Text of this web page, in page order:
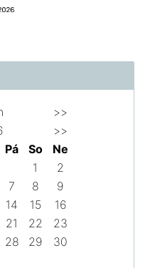
>>
>>
Pá So
Ne
1
2
7 8
9
14 15
16
21 22
23
28 29
30